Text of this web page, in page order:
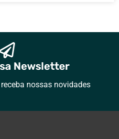
Newsletter
nossas novidades